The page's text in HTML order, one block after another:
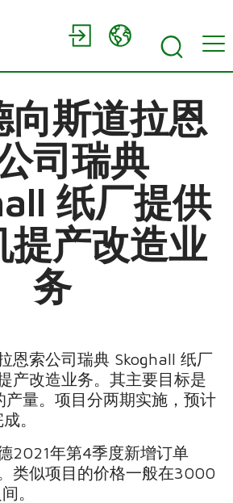
向斯道拉恩
司瑞典
纸厂提供
提产改造业
务
恩索公司瑞典 Skoghall 纸厂
产改造业务。其主要目标是
产量。项目分两期实施，预计
。
2021年第4季度新增订单
类似项目的价格一般在3000
。